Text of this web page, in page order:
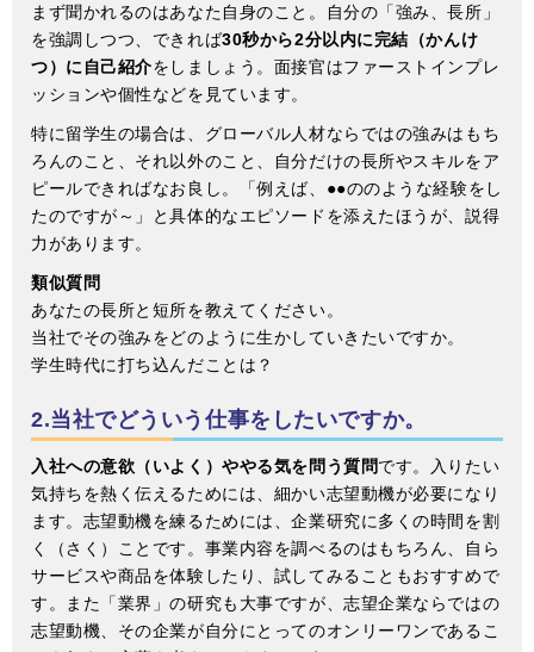
まず聞かれるのはあなた自身のこと。自分の「強み、長所」
を強調しつつ、できれば30秒から2分以内に完結（かんけ
つ）に自己紹介をしましょう。面接官はファーストインプレ
ッションや個性などを見ています。
特に留学生の場合は、グローバル人材ならではの強みはもち
ろんのこと、それ以外のこと、自分だけの長所やスキルをア
ピールできればなお良し。「例えば、●●ののような経験をし
たのですが～」と具体的なエピソードを添えたほうが、説得
力があります。
類似質問
あなたの長所と短所を教えてください。
当社でその強みをどのように生かしていきたいですか。
学生時代に打ち込んだことは？
2.当社でどういう仕事をしたいですか。
入社への意欲（いよく）ややる気を問う質問です。入りたい
気持ちを熱く伝えるためには、細かい志望動機が必要になり
ます。志望動機を練るためには、企業研究に多くの時間を割
く（さく）ことです。事業内容を調べるのはもちろん、自ら
サービスや商品を体験したり、試してみることもおすすめで
す。また「業界」の研究も大事ですが、志望企業ならではの
志望動機、その企業が自分にとってのオンリーワンであるこ